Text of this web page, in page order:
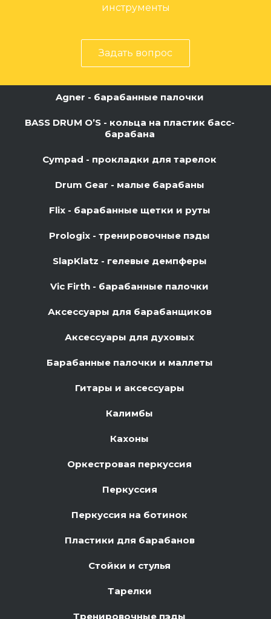
инструменты
Задать вопрос
Agner - барабанные палочки
BASS DRUM O’S - кольца на пластик басс-
барабана
Cympad - прокладки для тарелок
Drum Gear - малые барабаны
Flix - барабанные щетки и руты
Prologix - тренировочные пэды
SlapKlatz - гелевые демпферы
Vic Firth - барабанные палочки
Аксессуары для барабанщиков
Аксессуары для духовых
Барабанные палочки и маллеты
Гитары и аксессуары
Калимбы
Кахоны
Оркестровая перкуссия
Перкуссия
Перкуссия на ботинок
Пластики для барабанов
Стойки и стулья
Тарелки
Тренировочные пэды